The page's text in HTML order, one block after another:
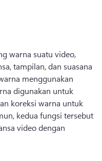
warna suatu video,
tampilan, dan suasana
menggunakan
digunakan untuk
koreksi warna untuk
kedua fungsi tersebut
video dengan